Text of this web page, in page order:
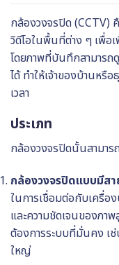
กล้องวงจรปิด (CCTV)
วิดีโอในพื้นที่ต่าง ๆ เพื่
โดยภาพที่บันทึกสามารถ
ได้ ทำให้เจ้าของบ้านหรื
เวลา
ประเภท
กล้องวงจรปิดนั้นสามาร
กล้องวงจรปิดแบบมีส
ในการเชื่อมต่อกับเครื่อ
และความชัดเจนของภา
ต้องการระบบที่มั่นคง เ
ใหญ่